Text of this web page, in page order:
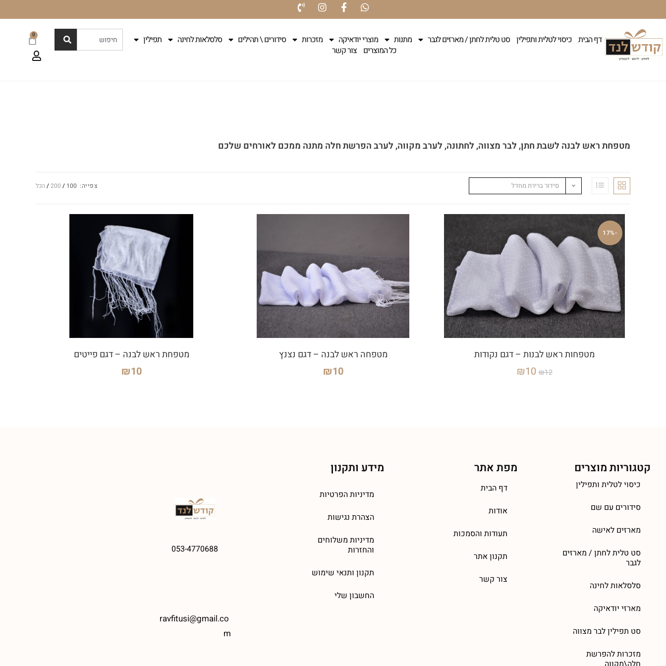
דף הבית כיסוי לטלית ותפילין סט טלית לחתן / מארזים לגבר מתנות מוצרי יודאיקה מזכרות סידורים \ תהילים סלסלאות לחינה
תפילין
כל המוצרים צור קשר
0
מטפחת ראש לבנה לשבת חתן, לבר מצווה, לחתונה, לערב מקווה, לערב הפרשת חלה מתנה ממכם לאורחים שלכם
סידור ברירת מחדל צפייה: 100
200 הכל
-17%
מטפחות ראש לבנות – דגם נקודות
₪12
₪10
מטפחה ראש לבנה – דגם נצנץ
₪10
מטפחת ראש לבנה – דגם פייטים
₪10
קטגוריות מוצרים
כיסוי לטלית ותפילין
סידורים עם שם
מארזים לאישה
סט טלית לחתן / מארזים
לגבר
סלסלאות לחינה
מארזי יודאיקה
סט תפילין לבר מצווה
מזכרות להפרשת
מפת אתר
דף הבית
אודות
תעודות והסמכות
תקנון אתר
צור קשר
מידע ותקנון
מדיניות הפרטיות
הצהרת נגישות
מדיניות משלוחים
והחזרות
תקנון ותנאי שימוש
החשבון שלי
053-4770688
ravfitusi@gmail.co
m